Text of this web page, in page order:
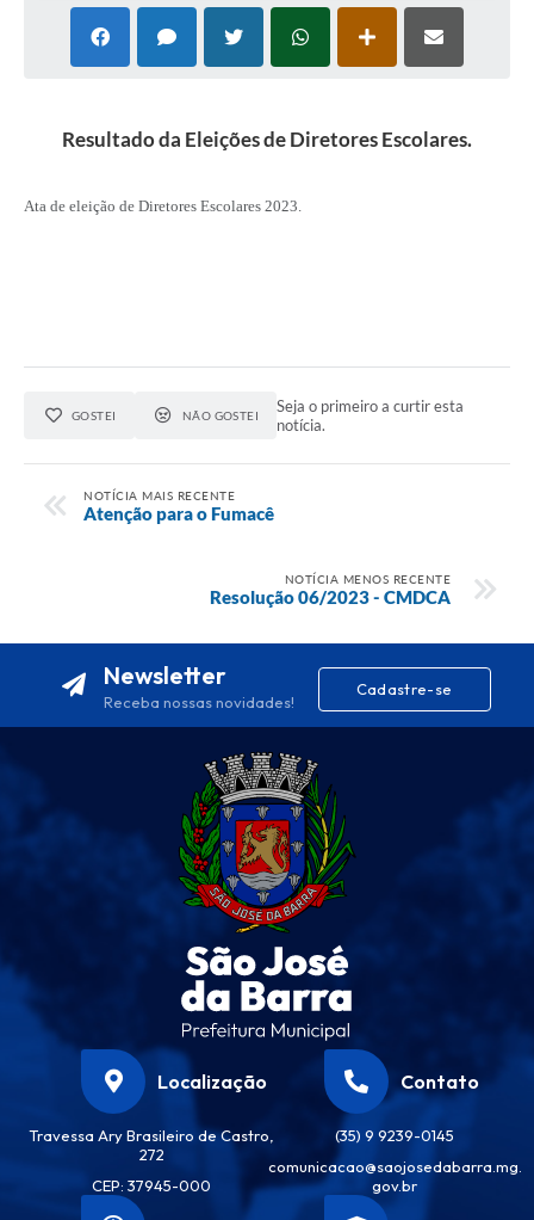
Resultado da Eleições de Diretores Escolares.
Ata de eleição de Diretores Escolares 2023.
GOSTEI NÃO GOSTEI
Seja o primeiro a curtir esta
notícia.
NOTÍCIA MAIS RECENTE
Atenção para o Fumacê
NOTÍCIA MENOS RECENTE
Resolução 06/2023 - CMDCA
Newsletter
Receba nossas novidades!
Cadastre-se
Localização
Travessa Ary Brasileiro de Castro,
272
CEP: 37945-000
Contato
(35) 9 9239-0145
comunicacao@saojosedabarra.mg.
gov.br